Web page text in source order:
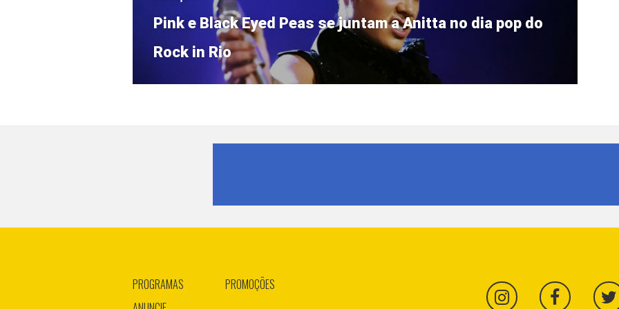
Próximo
post:
Pink e Black Eyed Peas se juntam a Anitta no dia pop do
Rock in Rio
PROGRAMAS
PROMOÇÕES